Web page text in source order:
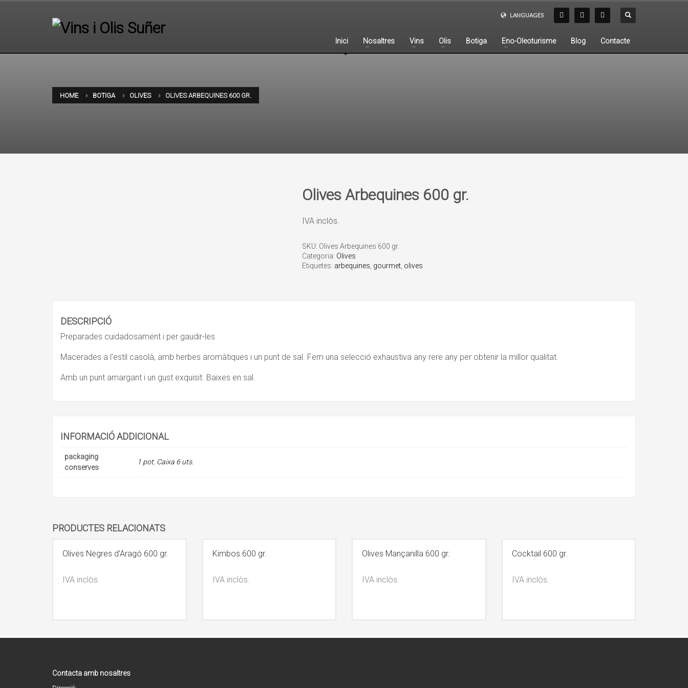
LANGUAGES
Inici Nosaltres Vins Olis Botiga Eno-Oleoturisme Blog Contacte
HOME BOTIGA OLIVES OLIVES ARBEQUINES 600 GR.
Olives Arbequines 600 gr.
IVA inclòs.
SKU: Olives Arbequines 600 gr.
Categoria: Olives
Etiquetes: arbequines gourmet, olives
DESCRIPCIÓ
Preparades cuidadosament i per gaudir-les.
Macerades a l’estil casolà, amb herbes aromàtiques i un punt de sal. Fem una selecció exhaustiva any rere any per obtenir la millor qualitat.
Amb un punt amargant i un gust exquisit. Baixes en sal.
INFORMACIÓ ADDICIONAL
packaging
conserves
1 pot, Caixa 6 uts.
PRODUCTES RELACIONATS
Olives Negres d’Aragó 600 gr.
IVA inclòs.
Kimbos 600 gr.
IVA inclòs.
Olives Mançanilla 600 gr.
IVA inclòs.
Cocktail 600 gr.
IVA inclòs.
Contacta amb nosaltres